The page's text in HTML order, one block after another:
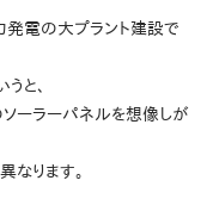
発電の大プラント建設で
と、
ーラーパネルを想像しが
なります。